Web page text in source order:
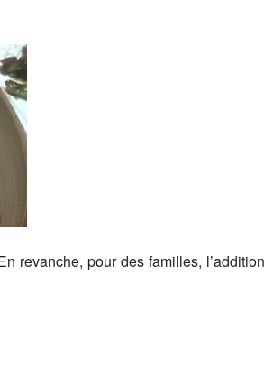
revanche, pour des familles, l’addition